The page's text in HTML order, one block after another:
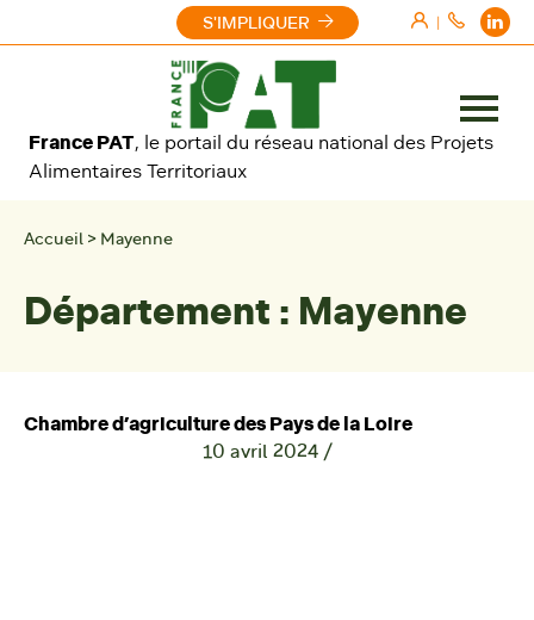
|
France PAT, le portail du réseau national des Projets
Alimentaires Territoriaux
S'IMPLIQUER
Ouvrir
le
Accueil > Mayenne
Département : Mayenne
Chambre d’agriculture des Pays de la Loire
10 avril 2024 /